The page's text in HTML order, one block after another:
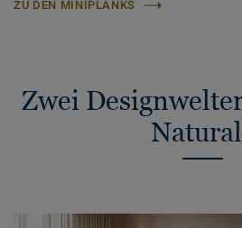
ZU DEN MINIPLANKS
Zwei